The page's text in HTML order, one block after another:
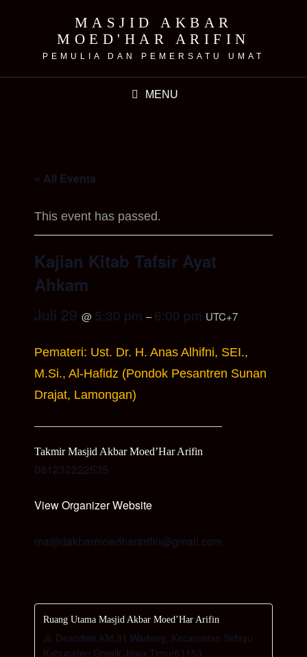
MASJID AKBAR
MOED'HAR ARIFIN
PEMULIA DAN PEMERSATU UMAT
MENU
« All Events
This event has passed.
Kajian Kitab Tafsir Ayat
Ahkam
Juli 29 @ 5:30 pm –6:00 pm UTC+7
Pemateri: Ust. Dr. H. Anas Alhifni, SEI.,
M.Si., Al-Hafidz (Pondok Pesantren Sunan
Drajat, Lamongan)
Takmir Masjid Akbar Moed’Har Arifin
081232222535
View Organizer Website
masjidakbarmoedhararifin@gmail.com
Ruang Utama Masjid Akbar Moed’Har Arifin
Jl. Deandels KM.31 Wadeng, Kecamatan Sidayu
Kabupaten Gresik Jawa Timur61153